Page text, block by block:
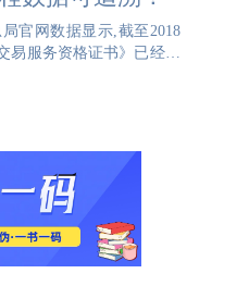
官网数据显示,截至2018
易服务资格证书》已经发
案明确要求,“建立